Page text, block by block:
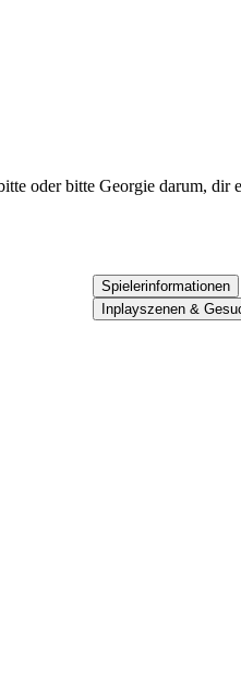
oder bitte Georgie darum, dir
Spielerinformationen
Inplayszenen &